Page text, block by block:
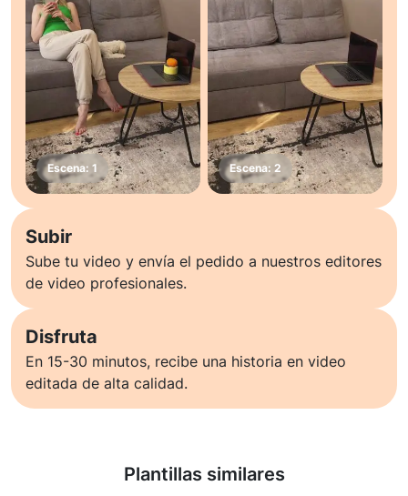
Subir
Sube tu video y envía el pedido a nuestros editores
de video profesionales.
Disfruta
En 15-30 minutos, recibe una historia en video
editada de alta calidad.
Plantillas similares
Saber más